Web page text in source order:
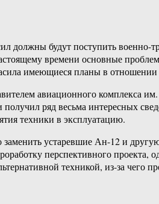
будут поступить военно-
времени основные
имеющиеся планы в
авиационного комплекса
ряд весьма интересных
техники в эксплуатацию.
устаревшие Ан-12 и
перспективного проекта,
техникой, из-за чего